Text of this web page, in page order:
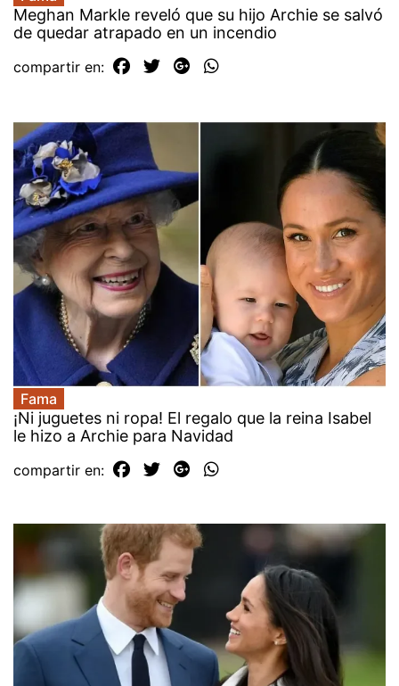
Meghan Markle reveló que su hijo Archie se salvó
de quedar atrapado en un incendio
compartir en:
Fama
¡Ni juguetes ni ropa! El regalo que la reina Isabel
le hizo a Archie para Navidad
compartir en: